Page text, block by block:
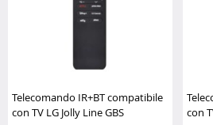
Telecomando IR+BT compatibile
con TV LG Jolly Line GBS
con